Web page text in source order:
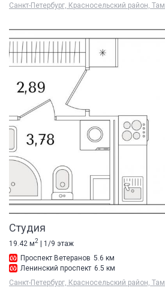
Санкт-Петербург, Красносельский район,
Студия
19.42 м2
| 1/9 этаж
Проспект Ветеранов 5.6 км
Ленинский проспект 6.5 км
Санкт-Петербург, Красносельский район,